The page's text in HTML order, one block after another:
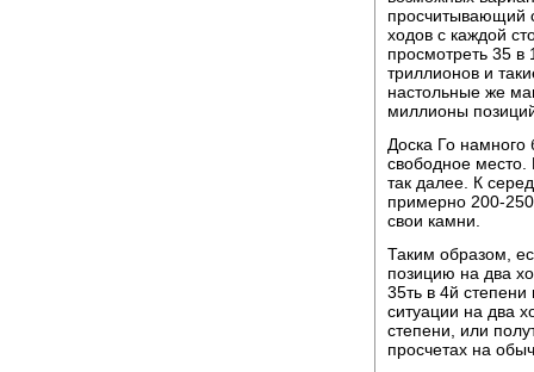
просчитывающий
ходов с каждой
просмотреть 35
триллионов и
настольные же
миллионы
Доска Го
свободное место.
так далее. К
примерно 200-250
свои камни.
Таким образом,
позицию на два
35ть в 4й
ситуации на два
степени, или
просчетах на